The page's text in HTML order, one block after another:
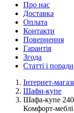
Про нас
Доставка
Оплата
Контакти
Повернення
Гарантія
Згода
Статті і поради
Інтернет-
Шафи-купе
Шафа-купе
Комфорт-меблі